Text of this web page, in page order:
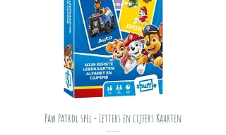
Paw Patrol spel - Letters en cijfers Kaarten